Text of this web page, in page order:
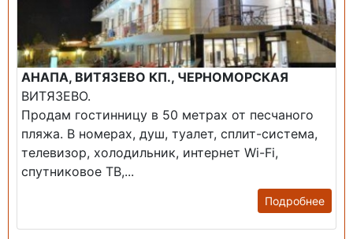
АНАПА, ВИТЯЗЕВО КП., ЧЕРНОМОРСКАЯ
ВИТЯЗЕВО.
Продам гостинницу в 50 метрах от песчаного
пляжа. В номерах, душ, туалет, сплит-система,
телевизор, холодильник, интернет Wi-Fi,
спутниковое ТВ,...
Подробнее